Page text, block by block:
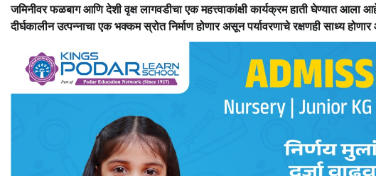
जमिनीवर फळबाग आणि देशी वृक्ष लागवडीचा एक महत्त्वाकांक्षी कार्यक्रम हाती घेण्यात
दीर्घकालीन उत्पन्नाचा एक भक्कम स्रोत निर्माण होणार असून पर्यावरणाचे रक्षणही साध्य